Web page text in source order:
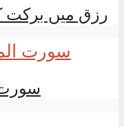
رزق میں برکت
سورت